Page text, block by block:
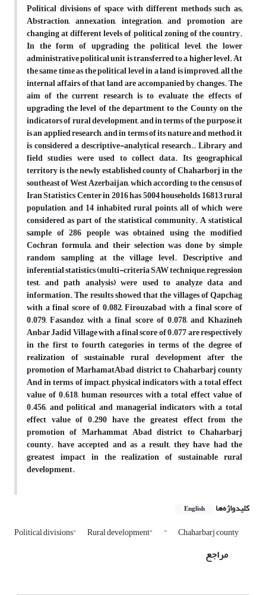
Political divisions of space with different methods such as;
Abstraction, annexation, integration, and promotion are
changing at different levels of political zoning of the country.
In the form of upgrading the political level, the lower
administrative political unit is transferred to a higher level. At
the same time as the political level in a land is improved, all the
internal affairs of that land are accompanied by changes. The
aim of the current research is to evaluate the effects of
upgrading the level of the department to the County on the
indicators of rural development, and in terms of the purpose, it
is an applied research, and in terms of its nature and method, it
is considered a descriptive-analytical research.. Library and
field studies were used to collect data. Its geographical
territory is the newly established county of Chaharborj in the
southeast of West Azerbaijan, which according to the census of
Iran Statistics Center in 2016 has 5004 households 16813 rural
population, and 14 inhabited rural points, all of which were
considered as part of the statistical community. A statistical
sample of 286 people was obtained using the modified
Cochran formula, and their selection was done by simple
random sampling at the village level. Descriptive and
inferential statistics (multi-criteria SAW technique, regression
test, and path analysis) were used to analyze data and
information. The results showed that the villages of Qapchag
with a final score of 0.082, Firouzabad with a final score of
0.079, Fasandoz with a final score of 0.078, and Khazineh
Anbar Jadid Village with a final score of 0.077 are respectively
in the first to fourth categories in terms of the degree of
realization of sustainable rural development after the
promotion of MarhamatAbad district to Chaharbarj county
And in terms of impact, physical indicators with a total effect
value of 0.618, human resources with a total effect value of
0.456, and political and managerial indicators with a total
effect value of 0.290 have the greatest effect from the
promotion of Marhammat Abad district to Chaharbarj
county. have accepted and as a result, they have had the
greatest impact in the realization of sustainable rural
development.
کلیدواژه‌ها English
Political divisions" Rural development" " Chaharbarj county
مراجع